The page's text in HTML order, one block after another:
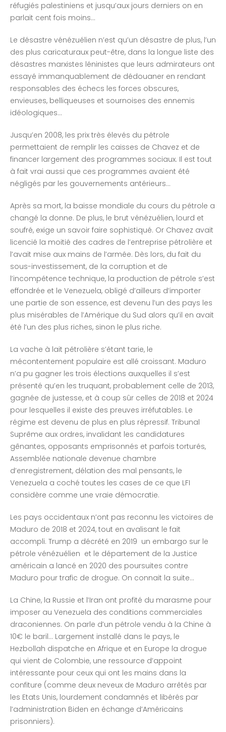
réfugiés palestiniens et jusqu’aux jours derniers on en
parlait cent fois moins…
Le désastre vénézuélien n’est qu’un désastre de plus, l’un
des plus caricaturaux peut-être, dans la longue liste des
désastres marxistes léninistes que leurs admirateurs ont
essayé immanquablement de dédouaner en rendant
responsables des échecs les forces obscures,
envieuses, belliqueuses et sournoises des ennemis
idéologiques…
Jusqu’en 2008, les prix très élevés du pétrole
permettaient de remplir les caisses de Chavez et de
financer largement des programmes sociaux. Il est tout
à fait vrai aussi que ces programmes avaient été
négligés par les gouvernements antérieurs…
Après sa mort, la baisse mondiale du cours du pétrole a
changé la donne. De plus, le brut vénézuélien, lourd et
soufré, exige un savoir faire sophistiqué. Or Chavez avait
licencié la moitié des cadres de l’entreprise pétrolière et
l’avait mise aux mains de l’armée. Dès lors, du fait du
sous-investissement, de la corruption et de
l’incompétence technique, la production de pétrole s’est
effondrée et le Venezuela, obligé d’ailleurs d’importer
une partie de son essence, est devenu l’un des pays les
plus misérables de l’Amérique du Sud alors qu’il en avait
été l’un des plus riches, sinon le plus riche.
La vache à lait pétrolière s’étant tarie, le
mécontentement populaire est allé croissant. Maduro
n’a pu gagner les trois élections auxquelles il s’est
présenté qu’en les truquant, probablement celle de 2013,
gagnée de justesse, et à coup sûr celles de 2018 et 2024
pour lesquelles il existe des preuves irréfutables. Le
régime est devenu de plus en plus répressif. Tribunal
Suprême aux ordres, invalidant les candidatures
gênantes, opposants emprisonnés et parfois torturés,
Assemblée nationale devenue chambre
d’enregistrement, délation des mal pensants, le
Venezuela a coché toutes les cases de ce que LFI
considère comme une vraie démocratie.
Les pays occidentaux n’ont pas reconnu les victoires de
Maduro de 2018 et 2024, tout en avalisant le fait
accompli. Trump a décrété en 2019 un embargo sur le
pétrole vénézuélien et le département de la Justice
américain a lancé en 2020 des poursuites contre
Maduro pour trafic de drogue. On connait la suite…
La Chine, la Russie et l’Iran ont profité du marasme pour
imposer au Venezuela des conditions commerciales
draconiennes. On parle d’un pétrole vendu à la Chine à
10€ le baril… Largement installé dans le pays, le
Hezbollah dispatche en Afrique et en Europe la drogue
qui vient de Colombie, une ressource d’appoint
intéressante pour ceux qui ont les mains dans la
confiture (comme deux neveux de Maduro arrêtés par
les Etats Unis, lourdement condamnés et libérés par
l’administration Biden en échange d’Américains
prisonniers).